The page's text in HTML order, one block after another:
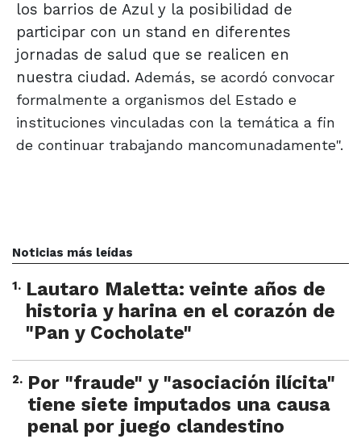
los barrios de Azul y la posibilidad de
participar con un stand en diferentes
jornadas de salud que se realicen en
nuestra ciudad. Además, se acordó convocar
formalmente a organismos del Estado e
instituciones vinculadas con la temática a fin
de continuar trabajando mancomunadamente".
Noticias más leídas
1. Lautaro Maletta: veinte años de
historia y harina en el corazón de
"Pan y Cocholate"
2. Por "fraude" y "asociación ilícita"
tiene siete imputados una causa
penal por juego clandestino